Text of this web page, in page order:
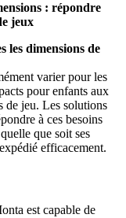
: répondre
jeux
les dimensions de
varier pour les
pour enfants aux
de jeu. Les solutions
à ces besoins
que soit ses
efficacement.
est capable de